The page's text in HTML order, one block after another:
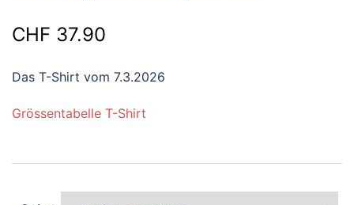
CHF 37.90
Das T-Shirt vom 7.3.2026
Grössentabelle T-Shirt